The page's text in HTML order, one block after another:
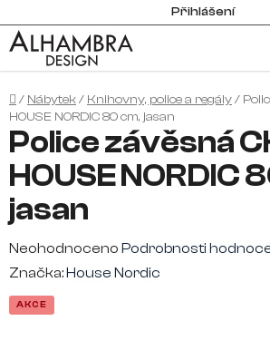
na
obsah
Přihlášení
Domů
/ Nábytek/ Knihovny, police a regály/
HOUSE NORDIC 80 cm, jasan
Police závěsná
HOUSE NORDIC
jasan
Průměrné
hodnocení
produktu
Neohodnoceno Podrobnosti
Značka:House Nordic
AKCE